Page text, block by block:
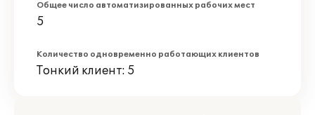
Общее число автоматизированных рабочих мест
5
Количество одновременно работающих клиентов
Тонкий клиент: 5